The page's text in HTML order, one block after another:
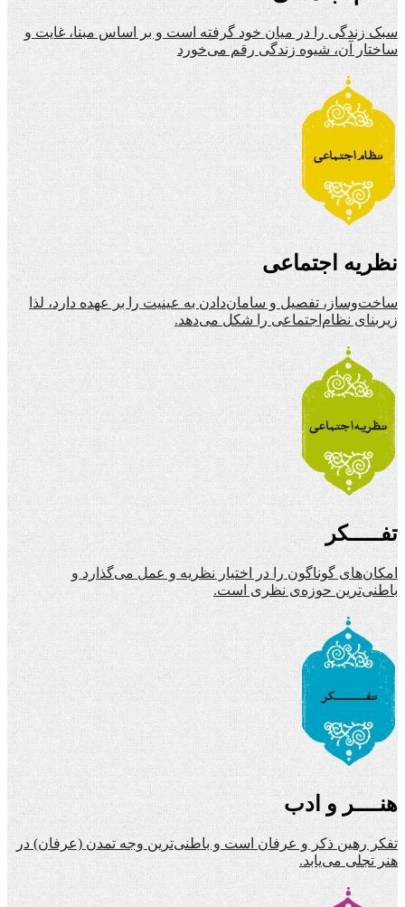
سبک زندگی را در میان خود گرفته است و بر اساس مبنا، غایت و
ساختار آن، شیوه زندگی رقم می‌خورد
نظریه اجتماعی
ساخت‌وساز، تفصیل و سامان‌دادن به عینیت را بر عهده دارد، لذا
زیربنای نظام‌اجتماعی را شکل می‌دهد.
تفـــــکر
امکان‌های گوناگون را در اختیار نظریه و عمل می‌گذارد و
باطنی‌ترین حوزه‌ی نظری است.
هنــــر و ادب
تفکر رهین ذکر و عرفان است و باطنی‌ترین وجه تمدن (عرفان) در
هنر تجلی می‌یابد.